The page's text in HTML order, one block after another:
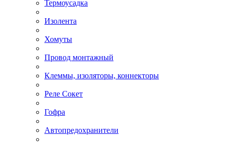
Термоусадка
Изолента
Хомуты
Провод монтажный
Клеммы, изоляторы, коннекторы
Реле Сокет
Гофра
Автопредохранители